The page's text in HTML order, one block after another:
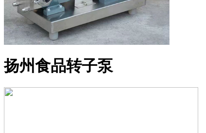
扬州食品转子泵